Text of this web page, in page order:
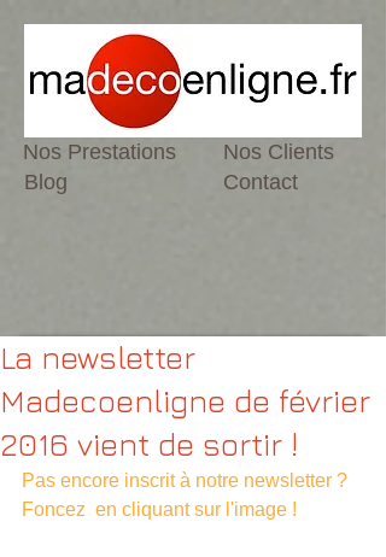
Blog
Nos Prestations
Contact
Nos Clients
La newsletter
Madecoenligne de février
2016 vient de sortir !
Pas encore inscrit à notre newsletter ?
Foncez  en cliquant sur l'image !